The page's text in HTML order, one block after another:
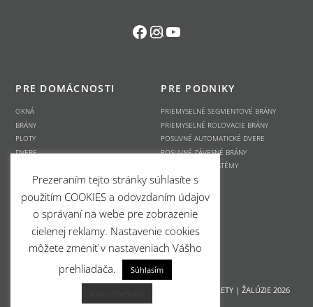
Back
Facebook
Instagram
YouTube
PRE DOMÁCNOSTI
OKNÁ
BRÁNY
PLOTY
DVERE
ŽALÚZIE
PRE PODNIKY
PRIEMYSELNÉ SEGMENTOVÉ BRÁNY
PRIEMYSELNÉ ROLOVACIE BRÁNY
POSUVNÉ AUTOMATICKÉ DVERE
POSUVNÉ ZÁVESNÉ BRÁNY
PREKLÁDKOVÉ SYSTÉMY
OBCHODNÉ PODMIENKY
Všeobecné obchodné podmienky
Ochrana osobných údajov GDPR
Reklamačný poriadok
Reklamačný protokol
Danielsson - OKNÁ | BRÁNY | PLOTY | DVERE | ROLETY | ŽALÚZIE 2026
Prezeraním tejto stránky súhlasíte s
použitím COOKIES a odovzdaním údajov
o správaní na webe pre zobrazenie
cielenej reklamy. Nastavenie cookies
môžete zmeniť v nastaveniach Vášho
prehliadača.
Súhlasím